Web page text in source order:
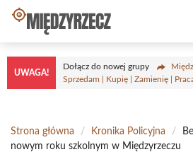
Przejdź
treści
UWAGA!
Dołącz do nowej grupy
Sprzedam | Kupię | Zamienię |
Strona główna / Kronika Policyjna /
nowym roku szkolnym w Międzyrzeczu